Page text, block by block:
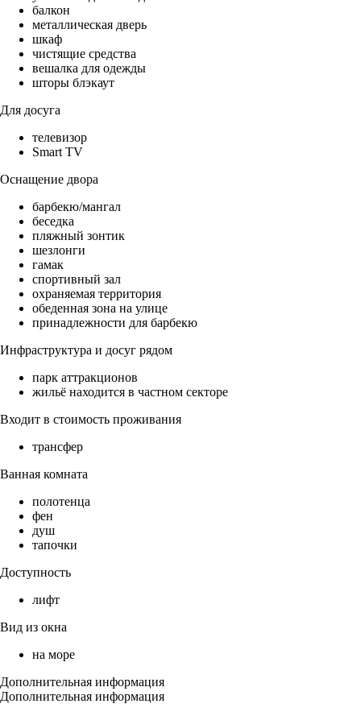
балкон
металлическая дверь
шкаф
чистящие средства
вешалка для одежды
шторы блэкаут
Для досуга
телевизор
Smart TV
Оснащение двора
барбекю/мангал
беседка
пляжный зонтик
шезлонги
гамак
спортивный зал
охраняемая территория
обеденная зона на улице
принадлежности для барбекю
Инфраструктура и досуг рядом
парк аттракционов
жильё находится в частном секторе
Входит в стоимость проживания
трансфер
Ванная комната
полотенца
фен
душ
тапочки
Доступность
лифт
Вид из окна
на море
Дополнительная информация
Дополнительная информация